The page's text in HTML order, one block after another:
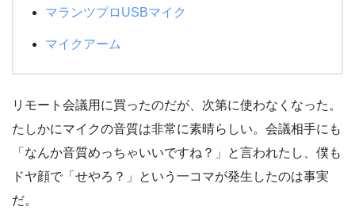
マランツプロUSBマイク
マイクアーム
リモート会議用に買ったのだが、次第に使わなくなった。
たしかにマイクの音質は非常に素晴らしい。会議相手にも
「なんか音質めっちゃいいですね？」と言われたし、僕も
ドヤ顔で「せやろ？」という一コマが発生したのは事実
だ。